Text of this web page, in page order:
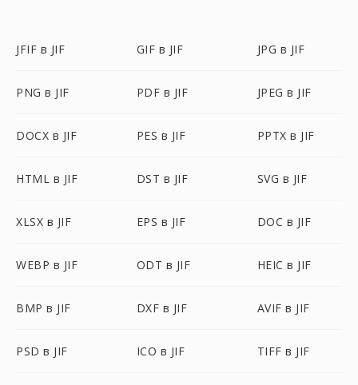
JFIF в JIF GIF в JIF JPG в JIF
PNG в JIF PDF в JIF JPEG в JIF
DOCX в JIF PES в JIF PPTX в JIF
HTML в JIF DST в JIF SVG в JIF
XLSX в JIF EPS в JIF DOC в JIF
WEBP в JIF ODT в JIF HEIC в JIF
BMP в JIF DXF в JIF AVIF в JIF
PSD в JIF ICO в JIF TIFF в JIF